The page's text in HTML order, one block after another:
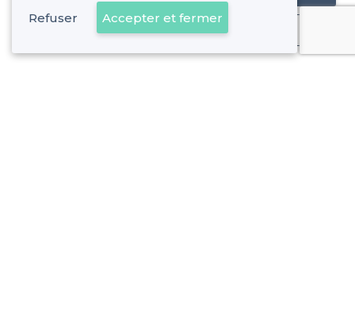
Déjà client
Refuser Accepter et fermer